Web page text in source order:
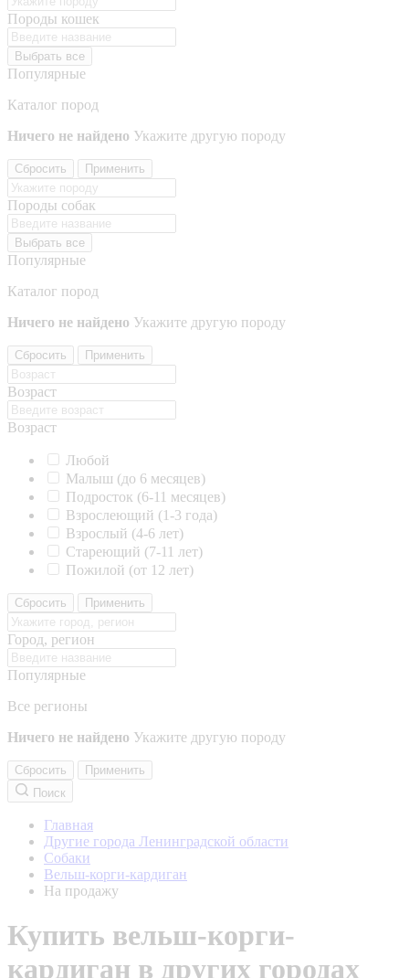
Породы кошек
Выбрать все
Популярные
Каталог пород
Ничего не найдено Укажите другую породу
Сбросить Применить
Породы собак
Выбрать все
Популярные
Каталог пород
Ничего не найдено Укажите другую породу
Сбросить Применить
Возраст
Возраст
Любой
Малыш (до 6 месяцев)
Подросток (6-11 месяцев)
Взрослеющий (1-3 года)
Взрослый (4-6 лет)
Стареющий (7-11 лет)
Пожилой (от 12 лет)
Сбросить Применить
Город, регион
Популярные
Все регионы
Ничего не найдено Укажите другую породу
Сбросить
Применить
Поиск
Главная
Другие города Ленинградской области
Собаки
Вельш-корги-кардиган
На продажу
Купить вельш-корги-
кардиган в других городах